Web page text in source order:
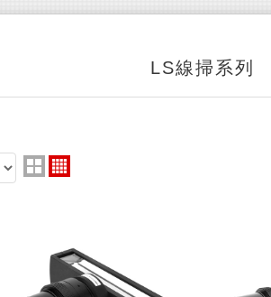
LS線掃系列